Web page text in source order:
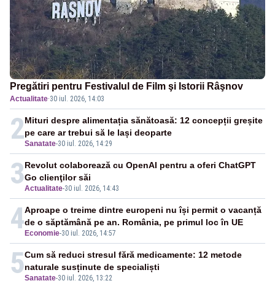
Pregătiri pentru Festivalul de Film şi Istorii Râşnov
Actualitate·30 iul. 2026, 14:03
2Sanatate-30 iul. 2026, 14:29
Mituri despre alimentația sănătoasă: 12 concepții greșite
pe care ar trebui să le lași deoparte
3Actualitate-30 iul. 2026, 14:43
Revolut colaborează cu OpenAI pentru a oferi ChatGPT
Go clienţilor săi
4 Economie-30 iul. 2026, 14:57
Aproape o treime dintre europeni nu își permit o vacanță
de o săptămână pe an. România, pe primul loc în UE
5Sanatate-30 iul. 2026, 13:22
Cum să reduci stresul fără medicamente: 12 metode
naturale susținute de specialiști